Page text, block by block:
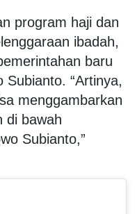
program haji dan
ibadah,
baru
Subianto. “Artinya,
menggambarkan
di bawah
Subianto,”